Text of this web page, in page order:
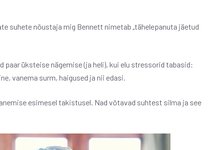
suhete nõustaja mig Bennett nimetab „tähelepanuta jäetud
üksteise nägemise (ja heli), kui elu stressorid tabasid:
vanema surm, haigused ja nii edasi.
esimesel takistusel. Nad võtavad suhtest silma ja see